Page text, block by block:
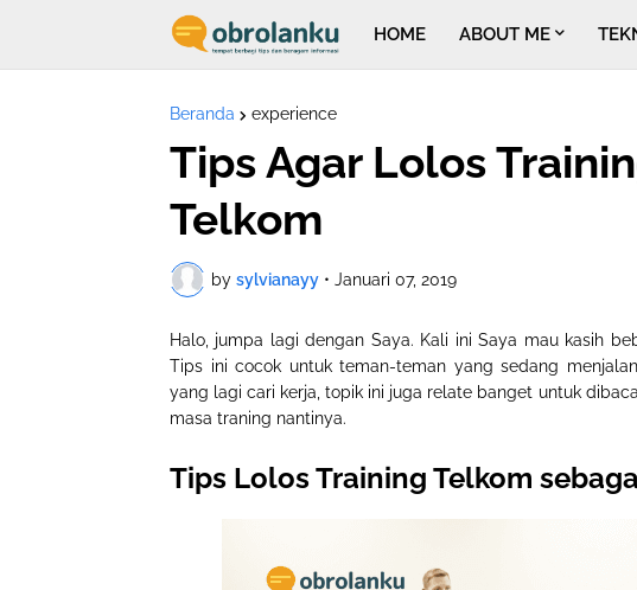
HOME ABOUT ME
Beranda experience
Tips Agar Lolos
Telkom
by sylvianayy • Januari 07, 2019
Halo, jumpa lagi dengan Saya. Kali ini Saya mau kasih
Tips ini cocok untuk teman-teman yang sedang
yang lagi cari kerja, topik ini juga relate banget untuk
masa traning nantinya.
Tips Lolos Training Telkom